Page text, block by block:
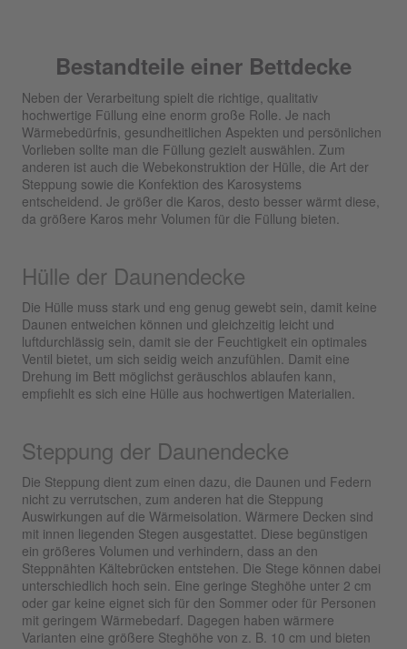
Bestandteile einer Bettdecke
Neben der Verarbeitung spielt die richtige, qualitativ
hochwertige Füllung eine enorm große Rolle. Je nach
Wärmebedürfnis, gesundheitlichen Aspekten und persönlichen
Vorlieben sollte man die Füllung gezielt auswählen. Zum
anderen ist auch die Webekonstruktion der Hülle, die Art der
Steppung sowie die Konfektion des Karosystems
entscheidend. Je größer die Karos, desto besser wärmt diese,
da größere Karos mehr Volumen für die Füllung bieten.
Hülle der Daunendecke
Die Hülle muss stark und eng genug gewebt sein, damit keine
Daunen entweichen können und gleichzeitig leicht und
luftdurchlässig sein, damit sie der Feuchtigkeit ein optimales
Ventil bietet, um sich seidig weich anzufühlen. Damit eine
Drehung im Bett möglichst geräuschlos ablaufen kann,
empfiehlt es sich eine Hülle aus hochwertigen Materialien.
Steppung der Daunendecke
Die Steppung dient zum einen dazu, die Daunen und Federn
nicht zu verrutschen, zum anderen hat die Steppung
Auswirkungen auf die Wärmeisolation. Wärmere Decken sind
mit innen liegenden Stegen ausgestattet. Diese begünstigen
ein größeres Volumen und verhindern, dass an den
Steppnähten Kältebrücken entstehen. Die Stege können dabei
unterschiedlich hoch sein. Eine geringe Steghöhe unter 2 cm
oder gar keine eignet sich für den Sommer oder für Personen
mit geringem Wärmebedarf. Dagegen haben wärmere
Varianten eine größere Steghöhe von z. B. 10 cm und bieten